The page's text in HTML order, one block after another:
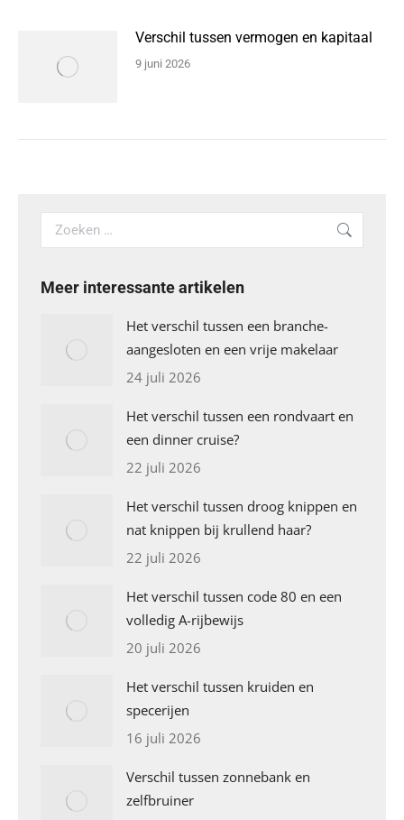
Verschil tussen vermogen en kapitaal
9 juni 2026
Search:
Meer interessante artikelen
Het verschil tussen een branche-
aangesloten en een vrije makelaar
24 juli 2026
Het verschil tussen een rondvaart en
een dinner cruise?
22 juli 2026
Het verschil tussen droog knippen en
nat knippen bij krullend haar?
22 juli 2026
Het verschil tussen code 80 en een
volledig A-rijbewijs
20 juli 2026
Het verschil tussen kruiden en
specerijen
16 juli 2026
Verschil tussen zonnebank en
zelfbruiner